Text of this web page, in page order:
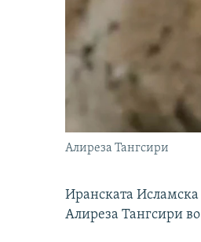
Алиреза Тангсири
Иранската
Алиреза Тангсири